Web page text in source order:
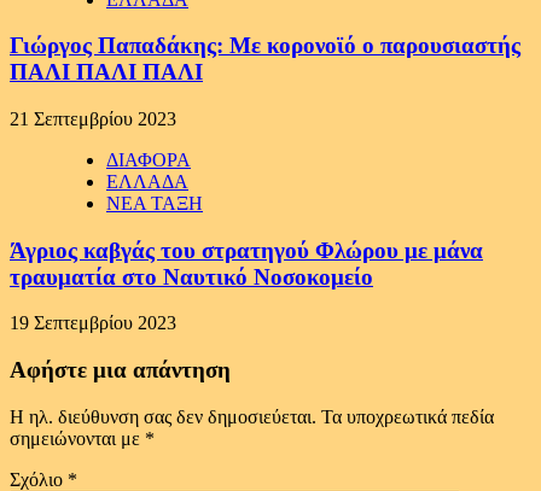
Γιώργος Παπαδάκης: Με κορονοϊό ο παρουσιαστής
ΠΑΛΙ ΠΑΛΙ ΠΑΛΙ
21 Σεπτεμβρίου 2023
ΔΙΑΦΟΡΑ
ΕΛΛΑΔΑ
ΝΕΑ ΤΑΞΗ
Άγριος καβγάς του στρατηγού Φλώρου με μάνα
τραυματία στο Ναυτικό Νοσοκομείο
19 Σεπτεμβρίου 2023
Αφήστε μια απάντηση
Η ηλ. διεύθυνση σας δεν δημοσιεύεται. Τα υποχρεωτικά πεδία
σημειώνονται με *
Σχόλιο *